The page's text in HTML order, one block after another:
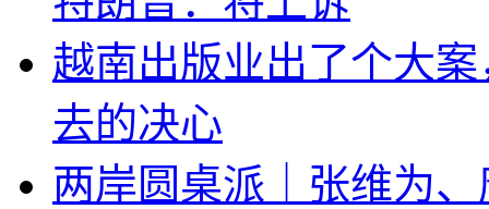
越南出版业出了个大
去的决心
两岸圆桌派｜张维为